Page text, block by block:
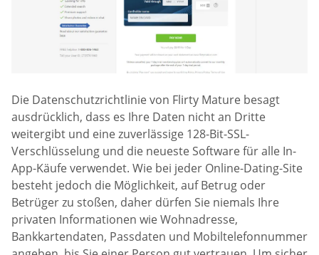
Die Datenschutzrichtlinie von Flirty Mature besagt
ausdrücklich, dass es Ihre Daten nicht an Dritte
weitergibt und eine zuverlässige 128-Bit-SSL-
Verschlüsselung und die neueste Software für alle In-
App-Käufe verwendet. Wie bei jeder Online-Dating-Site
besteht jedoch die Möglichkeit, auf Betrug oder
Betrüger zu stoßen, daher dürfen Sie niemals Ihre
privaten Informationen wie Wohnadresse,
Bankkartendaten, Passdaten und Mobiltelefonnummer